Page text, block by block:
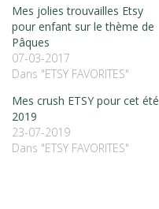
Mes jolies trouvailles Etsy
pour enfant sur le thème de
Pâques
07-03-2017
Dans "ETSY FAVORITES"
Mes crush ETSY pour cet été
2019
23-07-2019
Dans "ETSY FAVORITES"